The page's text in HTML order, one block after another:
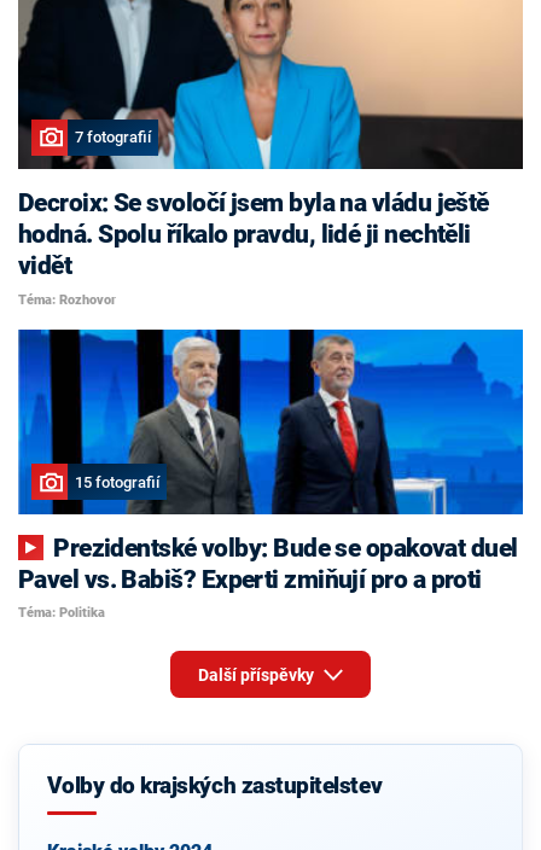
7 fotografií
Decroix: Se svoločí jsem byla na vládu ještě
hodná. Spolu říkalo pravdu, lidé ji nechtěli
vidět
Téma: Rozhovor
15 fotografií
Pavel vs. Babiš? Experti zmiňují pro a proti
Téma: Politika
Další příspěvky
Volby do krajských zastupitelstev